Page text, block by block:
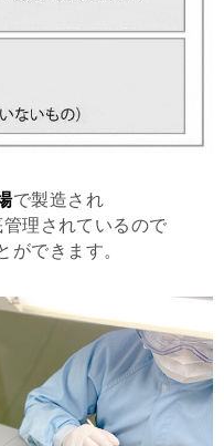
で製造され
理されているので
ができます。